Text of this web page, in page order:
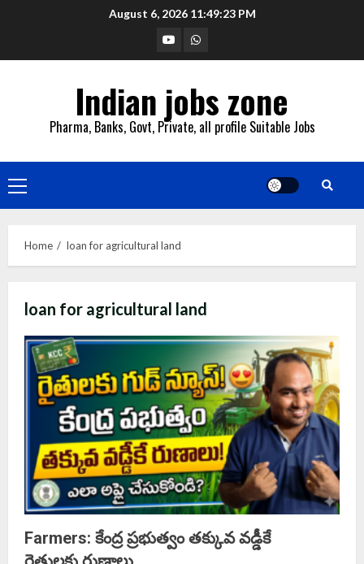
August 6, 2026 11:49:24 PM
YouTubeWhatsapp
Indian jobs zone
Pharma, Banks, Govt, Private, all profile Suitable Jobs
Primary
Menu
Home loan for agricultural land
loan for agricultural land
Farmers: కేంద్ర ప్రభుత్వం తక్కువ వడ్డీకే